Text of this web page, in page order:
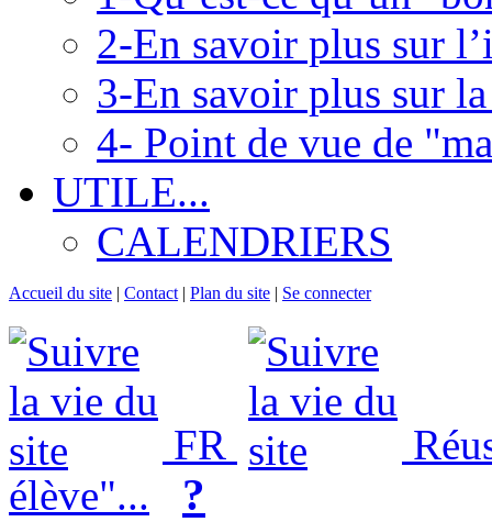
2-En savoir plus sur
3-En savoir plus sur
4- Point de vue de
UTILE...
CALENDRIERS
Accueil du site | Contact | Plan du site | Se connecter
FR
élève"...
?